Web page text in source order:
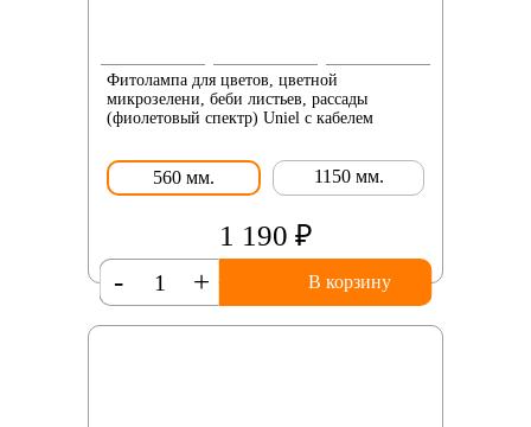
Фитолампа для цветов, цветной
микрозелени, беби листьев, рассады
(фиолетовый спектр) Uniel с кабелем
560 мм. 1150 мм.
1 190 ₽
+
- В корзину